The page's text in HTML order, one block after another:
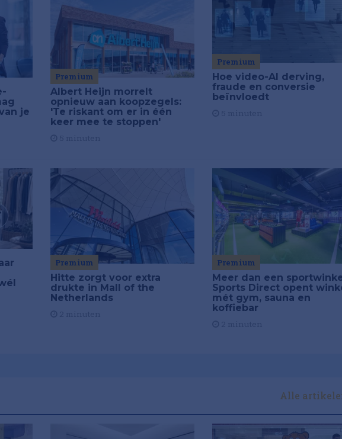
je
Premium
Albert Heijn morrelt
opnieuw aan koopzegels:
'Te riskant om er in één
keer mee te stoppen'
Premium
Hoe video-AI derving,
fraude en conversie
beïnvloedt
Premium
Hitte zorgt voor extra
drukte in Mall of the
Netherlands
Premium
Meer dan een
Sports Direct opent
mét gym, sauna en
koffiebar
Alle